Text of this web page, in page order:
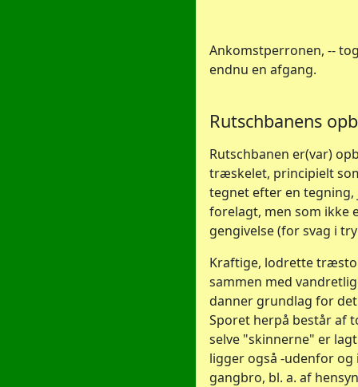
Ankomstperronen, --
endnu en afgang.
Rutschbanens
Rutschbanen er(var)
træskelet, principielt
tegnet efter en
forelagt, men som ikke
gengivelse (for svag i
Kraftige, lodrette
sammen med
danner grundlag for
Sporet herpå består af
selve "skinnerne" er
ligger også -udenfor
gangbro, bl. a. af